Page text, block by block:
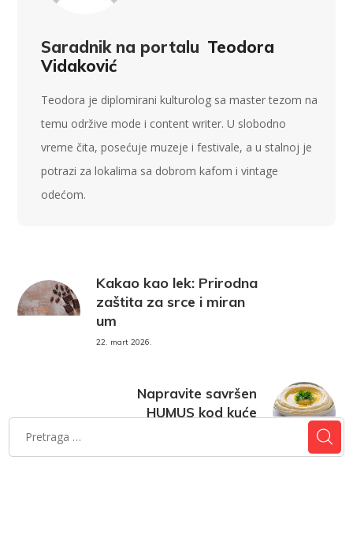
Saradnik na portalu Teodora
Vidaković
Teodora je diplomirani kulturolog sa master tezom na
temu održive mode i content writer. U slobodno
vreme čita, posećuje muzeje i festivale, a u stalnoj je
potrazi za lokalima sa dobrom kafom i vintage
odećom.
Kakao kao lek: Prirodna
zaštita za srce i miran
um
22. mart 2026.
Napravite savršen
HUMUS kod kuće